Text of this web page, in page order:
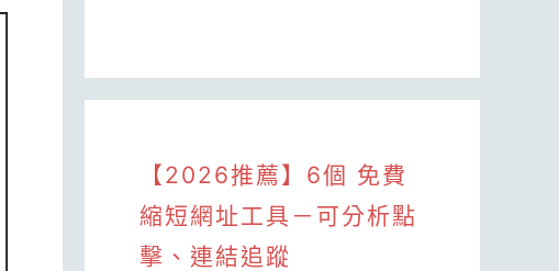
【2026推薦】6個 免費
縮短網址工具－可分析點
擊、連結追蹤